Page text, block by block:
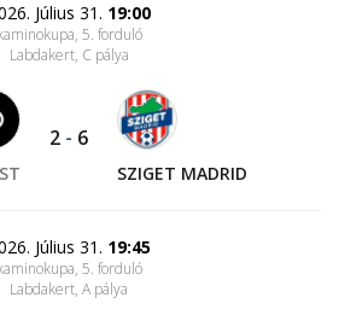
Július 31. 19:00
5. forduló
Labdakert, C pálya
2 - 6
SZIGET MADRID
Július 31. 19:45
5. forduló
Labdakert, A pálya